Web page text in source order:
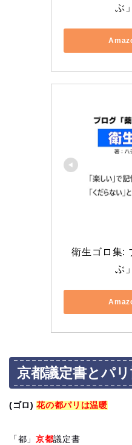
ぶ
衛生ゴロ集:
ぶ
京都議定書とパ
(ゴロ)花の都パリは温暖
「都」京都議定書